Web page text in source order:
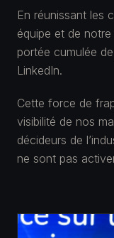
En réunissant les
équipe et de notre
portée cumulée
LinkedIn.
Cette force de
visibilité de nos
décideurs de
ne sont pas